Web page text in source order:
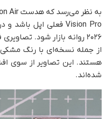
۲۰۲۶ روانه بازار شود.
از جمله نسخه‌ای با رنگ
هستند. این تصاویر از سوی
شده‌اند.